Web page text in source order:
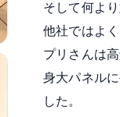
そして何よ
他社ではよ
プリさんは
身大パネル
した。